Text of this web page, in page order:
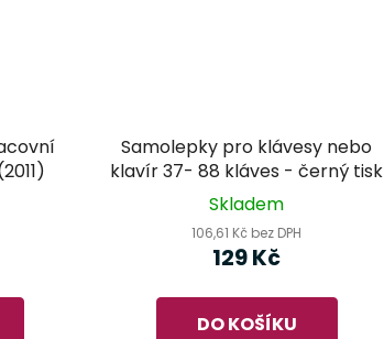
Samolepky pro klávesy nebo
klavír 37- 88 kláves - černý tisk
Skladem
106,61 Kč bez DPH
129 Kč
DO KOŠÍKU